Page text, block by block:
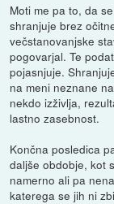
Moti me pa to, da
shranjuje brez
večstanovanjske
pogovarjal. Te
pojasnjuje.
na meni neznane
nekdo izživlja,
lastno zasebnost.
Končna posledica
daljše obdobje, kot
namerno ali pa
katerega se jih ni